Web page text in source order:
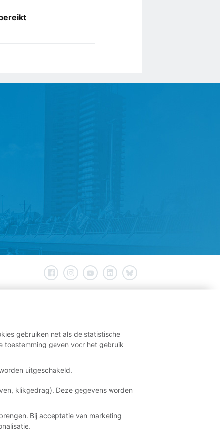
gebruiken net als de statistische
toestemming geven voor het gebruik
uitgeschakeld.
klikgedrag). Deze gegevens worden
Bij acceptatie van marketing